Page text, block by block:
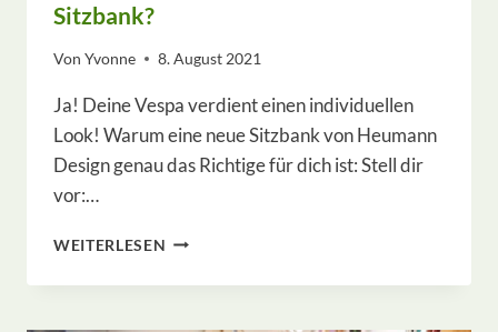
Sitzbank?
Von Yvonne 8. August 2021
Ja! Deine Vespa verdient einen individuellen
Look! Warum eine neue Sitzbank von Heumann
Design genau das Richtige für dich ist: Stell dir
vor:…
WEITERLESEN VERDIENT
VESPA